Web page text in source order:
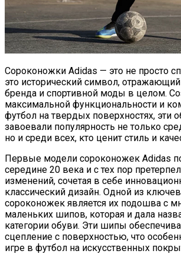
Сороконожки Adidas — это не просто
это исторический символ,
бренда и спортивной моды в целом.
максимальной функциональности и
футбол на твердых поверхностях, эти
завоевали популярность не только
но и среди всех, кто ценит стиль и
Первые модели сороконожек Adidas
середине 20 века и с тех пор
изменений, сочетая в себе
классический дизайн. Одной из
сороконожек является их подошва с
маленьких шипов, которая и дала
категории обуви. Эти шипы
сцепление с поверхностью, что
игре в футбол на искусственных